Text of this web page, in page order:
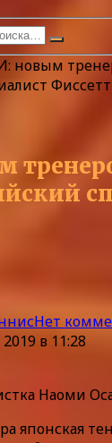
новым
Фиссетт
Нет
в 11:28
Наоми
японская